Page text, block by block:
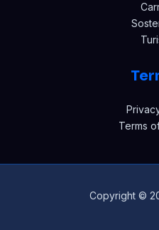
Terms
Copyright ©